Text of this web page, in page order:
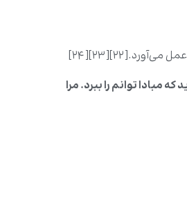
که مبادا توانم را ببرد. مرا